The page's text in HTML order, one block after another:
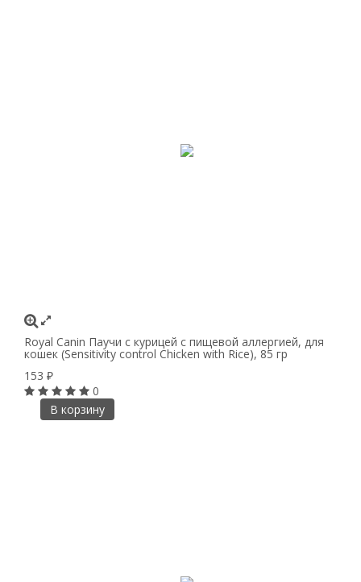
Royal Canin Паучи с курицей с пищевой аллергией, для
кошек (Sensitivity control Chicken with Rice), 85 гр
153 ₽
0
В корзину